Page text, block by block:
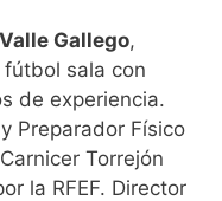
Gallego,
sala con
de experiencia.
Preparador Físico
Torrejón
la RFEF. Director